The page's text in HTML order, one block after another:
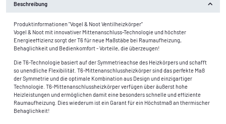
Beschreibung
Produktinformationen "Vogel & Noot Ventilheizkörper"
Vogel & Noot mit innovativer Mittenanschluss-Technologie und höchster
Energieeffizienz sorgt der T6 für neue Maßstäbe bei Raumaufheizung,
Behaglichkeit und Bedienkomfort - Vorteile, die überzeugen!
Die T6-Technologie basiert auf der Symmetrieachse des Heizkörpers und schafft
so unendliche Flexibilität. T6-Mittenanschlussheizkörper sind das perfekte Maß
der Symmetrie und die optimale Kombination aus Design und einzigartiger
Technologie. T6-Mittenanschlussheizkörper verfügen über äußerst hohe
Heizleistungen und ermöglichen damit eine besonders schnelle und effiziente
Raumaufheizung. Dies wiederum ist ein Garant für ein Höchstmaß an thermischer
Behaglichkeit!